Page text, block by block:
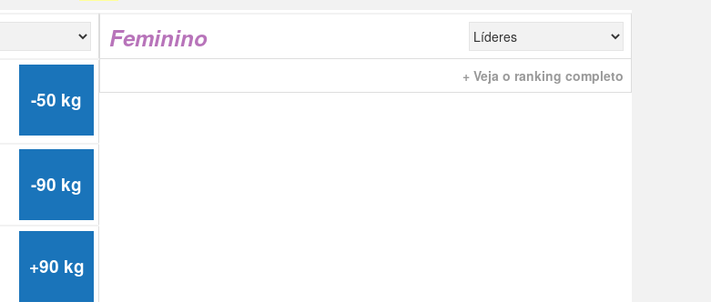
-50 kg
-90 kg
+90 kg
Feminino
+ Veja o ranking completo